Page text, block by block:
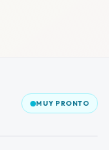
MUY PRONTO